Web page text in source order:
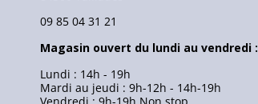
09 85 04 31 21
Magasin ouvert du lundi au vendredi :
Lundi : 14h - 19h
Mardi au jeudi : 9h-12h - 14h-19h